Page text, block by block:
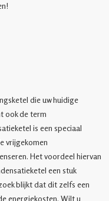
die uw huidige
ook de term
is een speciaal
vrijgekomen
Het voordeel hiervan
een stuk
blijkt dat dit zelfs een
energiekosten. Wilt u